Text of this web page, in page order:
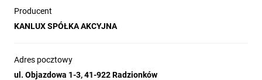
Producent
KANLUX SPÓŁKA AKCYJNA
Adres pocztowy
ul. Objazdowa 1-3, 41-922 Radzionków